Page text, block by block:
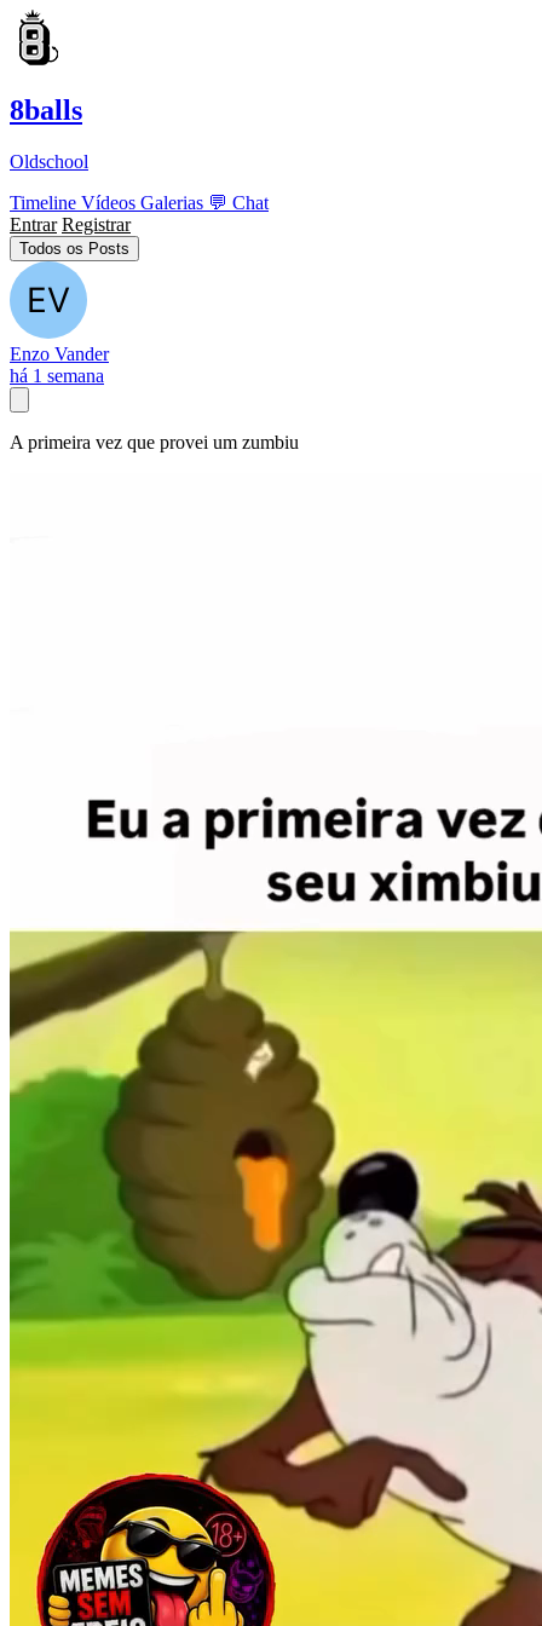
8balls
Oldschool
Timeline Vídeos Galerias 💬 Chat
Entrar Registrar
Todos os Posts
Enzo Vander
há 1 semana
A primeira vez que provei um zumbiu